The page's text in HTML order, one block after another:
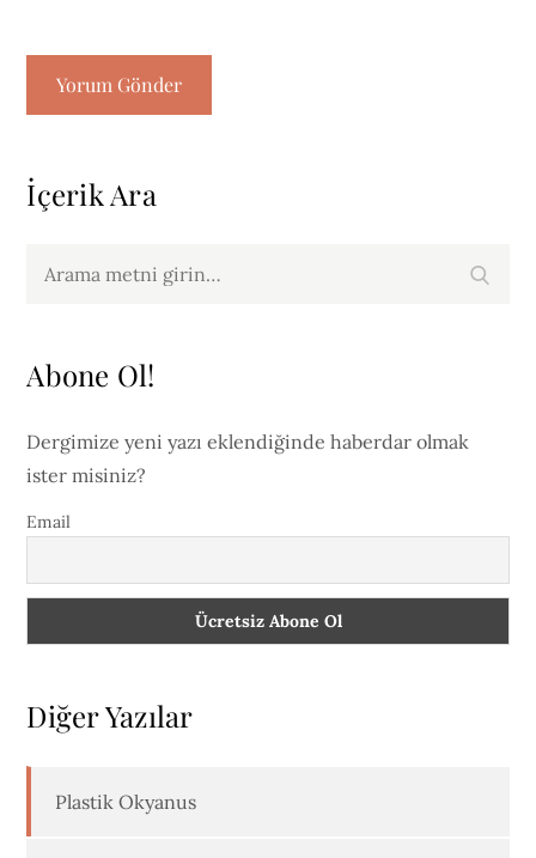
İçerik Ara
Abone Ol!
Dergimize yeni yazı eklendiğinde haberdar olmak
ister misiniz?
Email
Diğer Yazılar
Plastik Okyanus